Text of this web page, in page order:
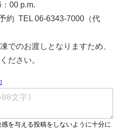
00 p.m.
約 TEL 06-6343-7000（代
のお渡しとなりますため、
ださい。